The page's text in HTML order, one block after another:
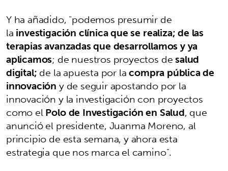
Y ha añadido, "podemos presumir de
lainvestigación clínica que se realiza; de las
terapias avanzadas que desarrollamos y ya
aplicamos; de nuestros proyectos desalud
digital;de la apuesta por lacompra pública de
innovacióny de seguir apostando por la
innovación y la investigación con proyectos
como elPolo de Investigación en Salud, que
anunció el presidente, Juanma Moreno, al
principio de esta semana, y ahora esta
estrategia que nos marca el camino".